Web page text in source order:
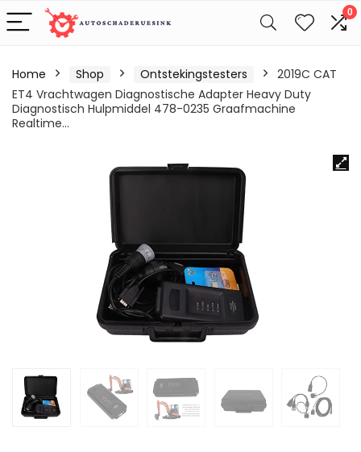
0
Home Shop Ontstekingstesters
2019C CAT
ET4 Vrachtwagen Diagnostische Adapter Heavy Duty
Diagnostisch Hulpmiddel 478-0235 Graafmachine
Realtime…